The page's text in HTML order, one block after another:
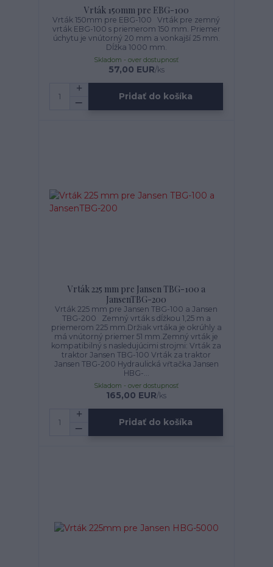
Vrták 150mm pre EBG-100
Vrták 150mm pre EBG-100 Vrták pre zemný
vrták EBG-100 s priemerom 150 mm. Priemer
úchytu je vnútorný 20 mm a vonkajší 25 mm.
Dĺžka 1000 mm.
57,00 EUR/ks
Skladom - over dostupnosť
Pridať do košíka
Vrták 225 mm pre Jansen TBG-100 a
JansenTBG-200
Vrták 225 mm pre Jansen TBG-100 a Jansen
TBG-200 Zemný vrták s dĺžkou 1,25 m a
priemerom 225 mm.Držiak vrtáka je okrúhly a
má vnútorný priemer 51 mm.Zemný vrták je
kompatibilný s nasledujúcimi strojmi: Vrták za
traktor Jansen TBG-100 Vrták za traktor
Jansen TBG-200 Hydraulická vŕtačka Jansen
HBG-...
165,00 EUR/ks
Skladom - over dostupnosť
Pridať do košíka